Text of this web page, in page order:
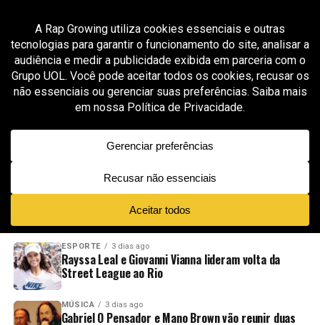
All posts tagged "lookbook Disturb Diadora"
MODA & STREETWEAR 2 meses ago
DISTURB X DIADORA: FUTEBOL, SKATE E RUA NO
MESMO UNIFORME
NOVIDADES EM ALTA VÍDEOS
ESPORTE 3 dias ago
Rayssa Leal e Giovanni Vianna lideram volta da
Street League ao Rio
MÚSICA 3 dias ago
Gabriel O Pensador e Mano Brown vão reunir duas